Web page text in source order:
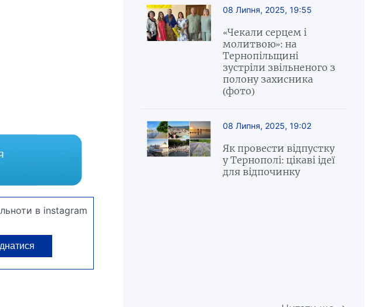
в instagram
08 Липня, 2025, 19:55
«Чекали серцем і
молитвою»: на
Тернопільщині
зустріли звільненого з
полону захисника
(фото)
08 Липня, 2025, 19:02
Як провести відпустку
у Тернополі: цікаві ідеї
для відпочинку